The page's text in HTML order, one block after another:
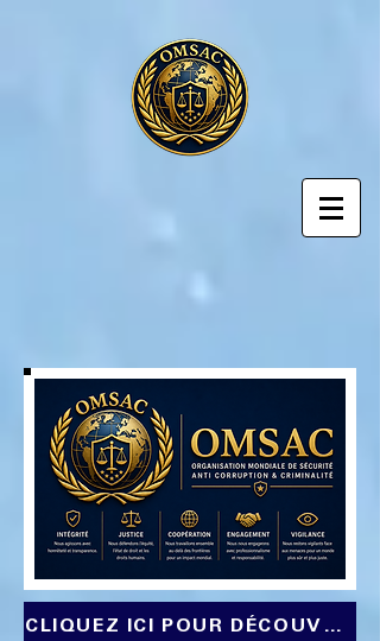
CLIQUEZ ICI POUR DÉCOUVRIR LE MODE DE PRÉVENTION SÉCURITAIRE DE L'OMSAC